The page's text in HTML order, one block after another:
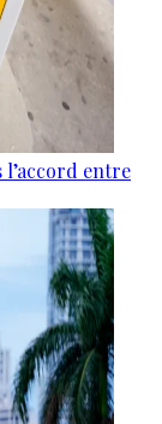
l’accord entre